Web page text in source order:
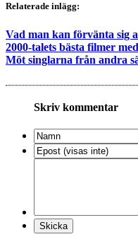
Relaterade inlägg:
Vad man kan förvänta sig
2000-talets bästa filmer
Möt singlarna från andra
Skriv kommentar